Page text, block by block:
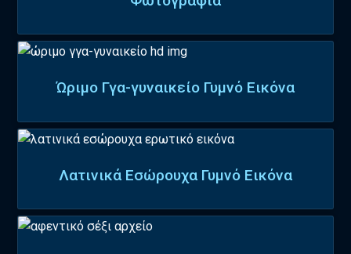
Ώριμο Γγα-γυναικείο Γυμνό Εικόνα
Λατινικά Εσώρουχα Γυμνό Εικόνα